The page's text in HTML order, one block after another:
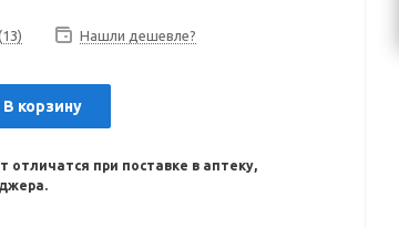
Нашли дешевле?
В корзину
при поставке в аптеку,